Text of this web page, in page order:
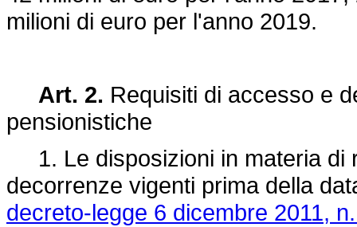
milioni di euro per l'anno 2019.
Art. 2. Requisiti di accesso e
pensionistiche
1. Le disposizioni in materia di
decorrenze vigenti prima della
decreto-legge 6 dicembre 2011,